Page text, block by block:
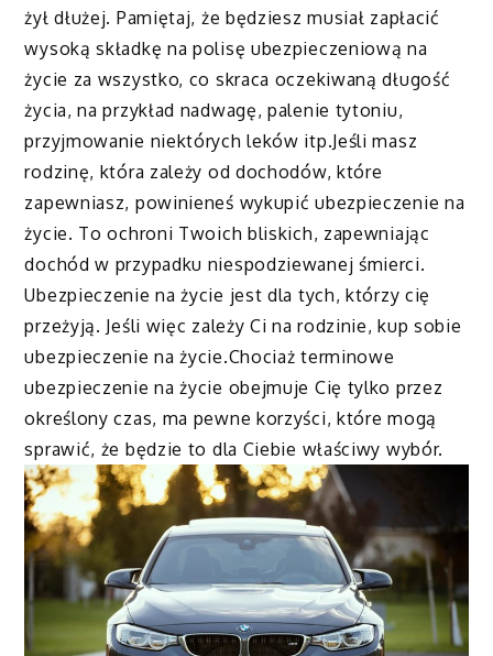
żył dłużej. Pamiętaj, że będziesz musiał zapłacić
wysoką składkę na polisę ubezpieczeniową na
życie za wszystko, co skraca oczekiwaną długość
życia, na przykład nadwagę, palenie tytoniu,
przyjmowanie niektórych leków itp.Jeśli masz
rodzinę, która zależy od dochodów, które
zapewniasz, powinieneś wykupić ubezpieczenie na
życie. To ochroni Twoich bliskich, zapewniając
dochód w przypadku niespodziewanej śmierci.
Ubezpieczenie na życie jest dla tych, którzy cię
przeżyją. Jeśli więc zależy Ci na rodzinie, kup sobie
ubezpieczenie na życie.Chociaż terminowe
ubezpieczenie na życie obejmuje Cię tylko przez
określony czas, ma pewne korzyści, które mogą
sprawić, że będzie to dla Ciebie właściwy wybór.